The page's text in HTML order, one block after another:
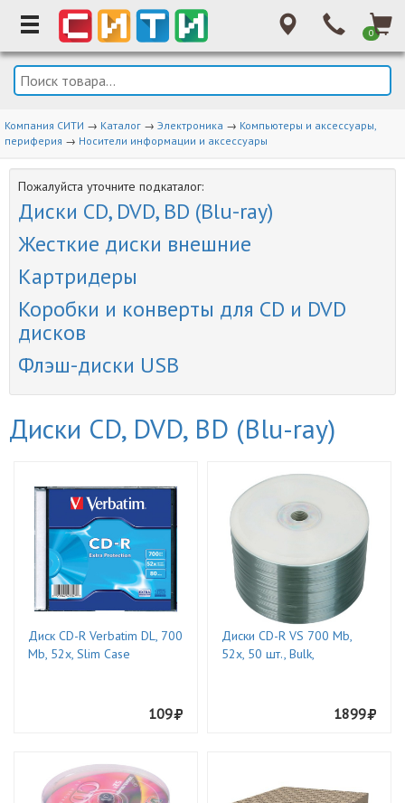
0
Компания СИТИ → Каталог → Электроника → Компьютеры и аксессуары,
периферия → Носители информации и аксессуары
Пожалуйста уточните подкаталог:
Диски CD, DVD, BD (Blu-ray)
Жесткие диски внешние
Картридеры
Коробки и конверты для CD и DVD
дисков
Флэш-диски USB
Диски CD, DVD, BD (Blu-ray)
Диск CD-R Verbatim DL, 700
Mb, 52х, Slim Case
109
Диски CD-R VS 700 Mb,
52x, 50 шт., Bulk,
1899